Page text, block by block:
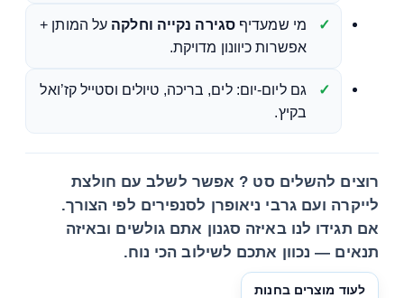
מי שמעדיףסגירה נקייה וחלקה על המותן +
אפשרות כיוונון מדויקת.
גם ליום-יום: לים, בריכה, טיולים וסטייל קז’ואל
בקיץ.
רוצים להשלים סט ? אפשר לשלב עם חולצת
לייקרה ועםגרבי ניאופרן לסנפירים לפי הצורך.
אם תגידו לנו באיזה סגנון אתם גולשים ובאיזה
תנאים — נכוון אתכם לשילוב הכי נוח.
לעוד מוצרים בחנות